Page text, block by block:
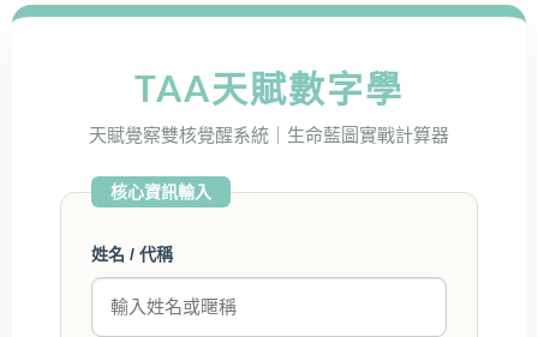
TAA天賦數字學
天賦覺察雙核覺醒系統｜生命藍圖實戰計算器
核心資訊輸入
姓名 / 代稱